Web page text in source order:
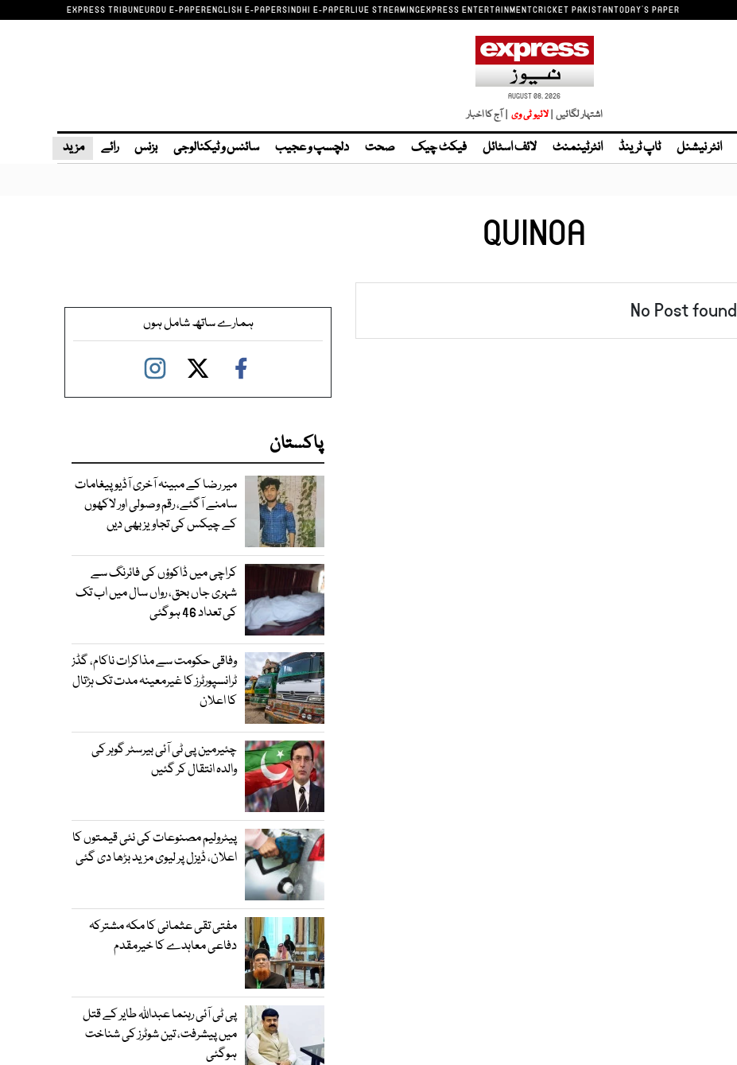
EXPRESS TRIBUNEURDU E-PAPERENGLISH E-PAPERSINDHI E-PAPERLIVE STREAMINGEXPRESS ENTERTAINMENTCRICKET PAKISTANTODAY'S PAPER
AUGUST 08, 2026
اشتہار لگائیں |لائیو ٹی وی | آج کا اخبار
انٹر نیشنل ٹاپ ٹرینڈ انٹرٹینمنٹ لائف اسٹائل فیکٹ چیک صحت دلچسپ و عجیب سائنس و ٹیکنالوجی بزنس رائے مزید
QUINOA
No Post found ہمارے ساتھ شامل ہوں
پاکستان
میر رضا کے مبینہ آخری آڈیو پیغامات
سامنے آگئے، رقم وصولی اور لاکھوں
کے چیکس کی تجاویز بھی دیں
کراچی میں ڈاکوؤں کی فائرنگ سے
شہری جاں بحق، رواں سال میں اب تک
کی تعداد 46 ہوگئی
وفاقی حکومت سے مذاکرات ناکام، گڈز
ٹرانسپورٹرز کا غیرمعینہ مدت تک ہڑتال
کا اعلان
چئیرمین پی ٹی آئی بیرسٹر گوہر کی
والدہ انتقال کر گئیں
پیٹرولیم مصنوعات کی نئی قیمتوں کا
اعلان، ڈیزل پر لیوی مزید بڑھا دی گئی
مفتی تقی عثمانی کا مکہ مشترکہ
دفاعی معاہدے کا خیرمقدم
پی ٹی آئی رہنما عبداللہ طایر کے قتل
میں پیشرفت، تین شوٹرز کی شناخت
ہوگئی